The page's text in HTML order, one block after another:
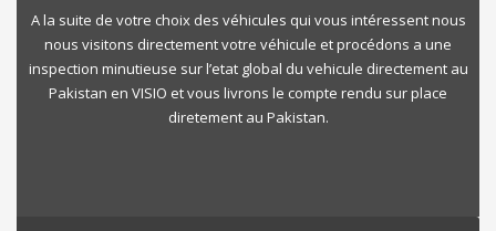
A la suite de votre choix des véhicules qui vous intéressent nous
nous visitons directement votre véhicule et procédons a une
inspection minutieuse sur l’etat global du vehicule directement au
Pakistan en VISIO et vous livrons le compte rendu sur place
diretement au Pakistan.